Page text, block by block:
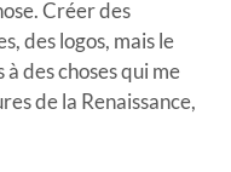
Créer des
des logos, mais le
des choses qui me
de la Renaissance,